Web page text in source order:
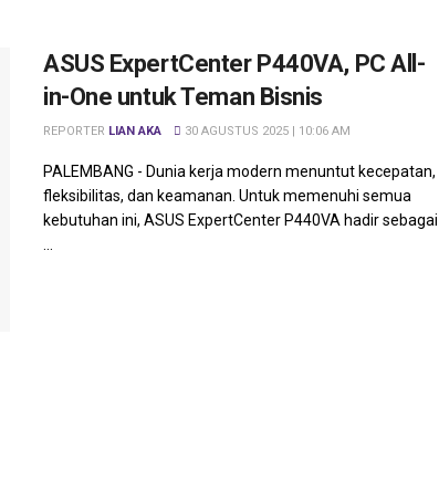
ASUS ExpertCenter P440VA, PC All-
in-One untuk Teman Bisnis
REPORTER LIAN AKA 30 AGUSTUS 2025 | 10:06 AM
PALEMBANG - Dunia kerja modern menuntut kecepatan,
fleksibilitas, dan keamanan. Untuk memenuhi semua
kebutuhan ini, ASUS ExpertCenter P440VA hadir sebagai